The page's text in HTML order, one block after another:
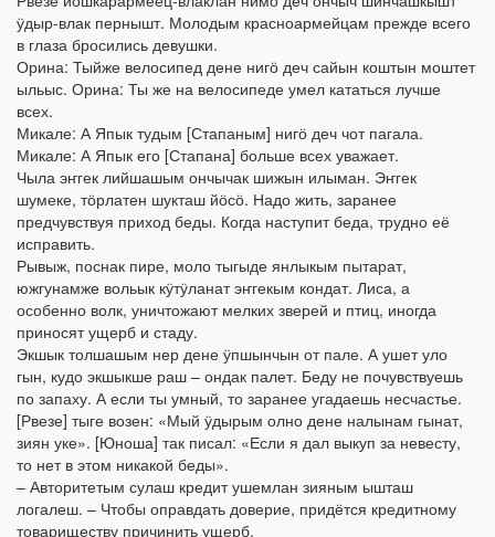
ӱдыр-влак пернышт. Молодым красноармейцам прежде всего
в глаза бросились девушки.
Орина: Тыйже велосипед дене нигӧ деч сайын коштын моштет
ыльыс. Орина: Ты же на велосипеде умел кататься лучше
всех.
Микале: А Япык тудым [Стапаным] нигӧ деч чот пагала.
Микале: А Япык его [Стапана] больше всех уважает.
Чыла эҥгек лийшашым ончычак шижын илыман. Эҥгек
шумеке, тӧрлатен шукташ йӧсӧ. Надо жить, заранее
предчувствуя приход беды. Когда наступит беда, трудно её
исправить.
Рывыж, поснак пире, моло тыгыде янлыкым пытарат,
южгунамже вольык кӱтӱланат эҥгекым кондат. Лиса, а
особенно волк, уничтожают мелких зверей и птиц, иногда
приносят ущерб и стаду.
Экшык толшашым нер дене ӱпшынчын от пале. А ушет уло
гын, кудо экшыкше раш – ондак палет. Беду не почувствуешь
по запаху. А если ты умный, то заранее угадаешь несчастье.
[Рвезе] тыге возен: «Мый ӱдырым олно дене налынам гынат,
зиян уке». [Юноша] так писал: «Если я дал выкуп за невесту,
то нет в этом никакой беды».
– Авторитетым сулаш кредит ушемлан зияным ышташ
логалеш. – Чтобы оправдать доверие, придётся кредитному
товариществу причинить ущерб.